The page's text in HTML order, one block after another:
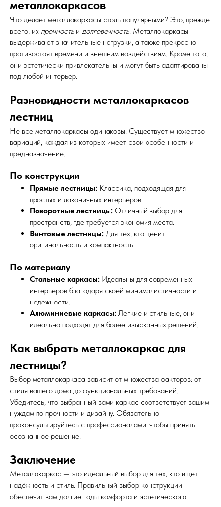
металлокаркасов
Что делает металлокаркасы столь популярными? Это, прежде
всего, их прочность и долговечность. Металлокаркасы
выдерживают значительные нагрузки, а также прекрасно
противостоят времени и внешним воздействиям. Кроме того,
они эстетически привлекательны и могут быть адаптированы
под любой интерьер.
Разновидности металлокаркасов
лестниц
Не все металлокаркасы одинаковы. Существует множество
вариаций, каждая из которых имеет свои особенности и
предназначение.
По конструкции
Прямые лестницы: Классика, подходящая для
простых и лаконичных интерьеров.
Поворотные лестницы: Отличный выбор для
пространств, где требуется экономия места.
Винтовые лестницы: Для тех, кто ценит
оригинальность и компактность.
По материалу
Стальные каркасы: Идеальны для современных
интерьеров благодаря своей минималистичности и
надежности.
Алюминиевые каркасы: Легкие и стильные, они
идеально подходят для более изысканных решений.
Как выбрать металлокаркас для
лестницы?
Выбор металлокаркаса зависит от множества факторов: от
стиля вашего дома до функциональных требований.
Убедитесь, что выбранный вами каркас соответствует вашим
нуждам по прочности и дизайну. Обязательно
проконсультируйтесь с профессионалами, чтобы принять
осознанное решение.
Заключение
Металлокаркас — это идеальный выбор для тех, кто ищет
надёжность и стиль. Правильный выбор конструкции
обеспечит вам долгие годы комфорта и эстетического